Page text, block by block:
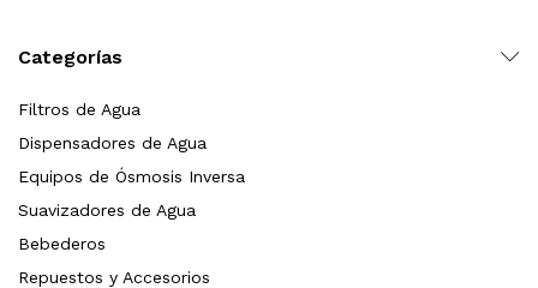
Categorías
Filtros de Agua
Dispensadores de Agua
Equipos de Ósmosis Inversa
Suavizadores de Agua
Bebederos
Repuestos y Accesorios